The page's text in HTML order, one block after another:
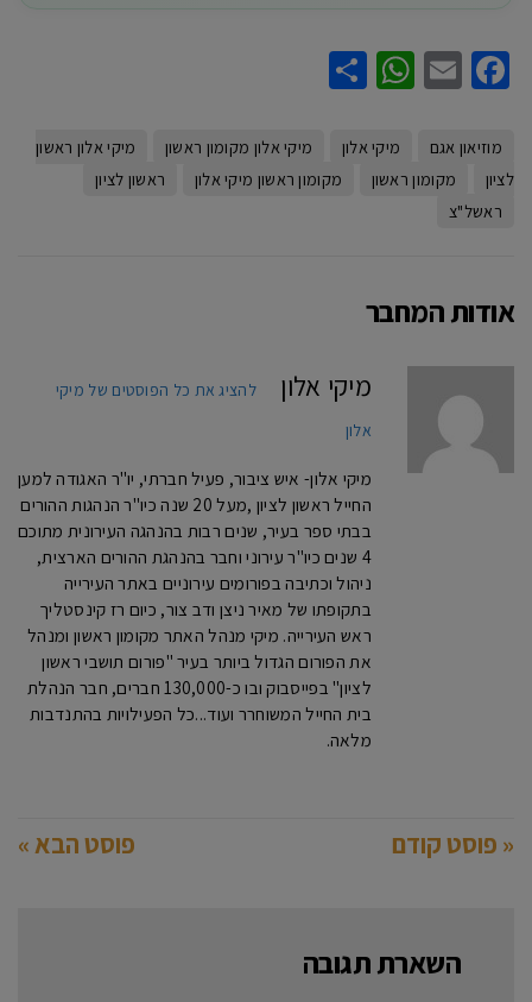
Facebook
Email
WhatsApp
מוזיאון אגם מיקי אלון מיקי אלון מקומון ראשון
מיקי אלון ראשון
לציון
מקומון ראשון מקומון ראשון מיקי אלון
ראשון לציון
ראשל"צ
אודות המחבר
מיקי אלון
להציג את כל הפוסטים של מיקי
אלון
מיקי אלון- איש ציבור, פעיל חברתי, יו"ר האגודה למען
החייל ראשון לציון ,מעל 20 שנה כיו"ר הנהגות ההורים
בבתי ספר בעיר, שנים רבות בהנהגה העירונית מתוכם
4 שנים כיו"ר עירוני וחבר בהנהגת ההורים הארצית,
ניהול וכתיבה בפורומים עירוניים באתר העירייה
בתקופתו של מאיר ניצן ודב צור, כיום רז קינסטליך
ראש העירייה. מיקי מנהל האתר מקומון ראשון ומנהל
את הפורום הגדול ביותר בעיר "פורום תושבי ראשון
לציון" בפייסבוק ובו כ-130,000 חברים, חבר הנהלת
בית החייל המשוחרר ועוד...כל הפעילויות בהתנדבות
מלאה.
« פוסט קודם פוסט הבא »
השארת תגובה